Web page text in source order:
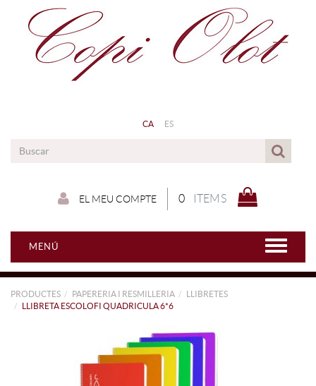
CA ES
0 ITEMS
EL MEU COMPTE
MENÚ
PRODUCTES PAPERERIA I RESMILLERIA
LLIBRETES
LLIBRETA ESCOLOFI QUADRICULA 6*6